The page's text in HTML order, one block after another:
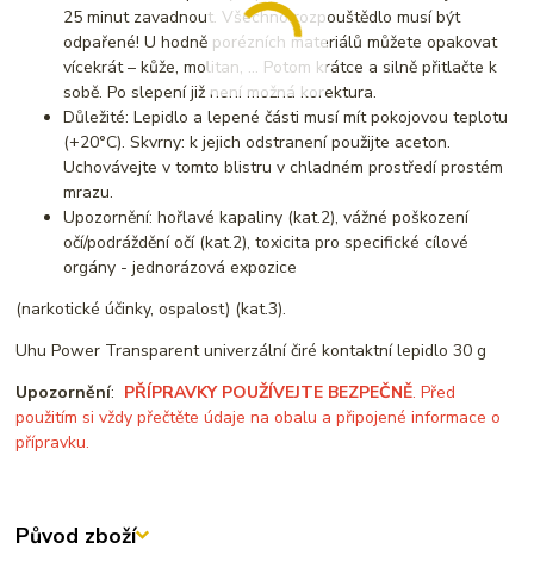
25 minut zavadnout. Všechno rozpouštědlo musí být
odpařené! U hodně porézních materiálů můžete opakovat
vícekrát – kůže, molitan, … Potom krátce a silně přitlačte k
sobě. Po slepení již není možná korektura.
Důležité: Lepidlo a lepené části musí mít pokojovou teplotu
(+20°C). Skvrny: k jejich odstranení použijte aceton.
Uchovávejte v tomto blistru v chladném prostředí prostém
mrazu.
Upozornění: hořlavé kapaliny (kat.2), vážné poškození
očí/podráždění očí (kat.2), toxicita pro specifické cílové
orgány - jednorázová expozice
(narkotické účinky, ospalost) (kat.3).
Uhu Power Transparent univerzální čiré kontaktní lepidlo 30 g
Upozornění: PŘÍPRAVKY POUŽÍVEJTE BEZPEČNĚ. Před
použitím si vždy přečtěte údaje na obalu a připojené informace o
přípravku.
Původ zboží